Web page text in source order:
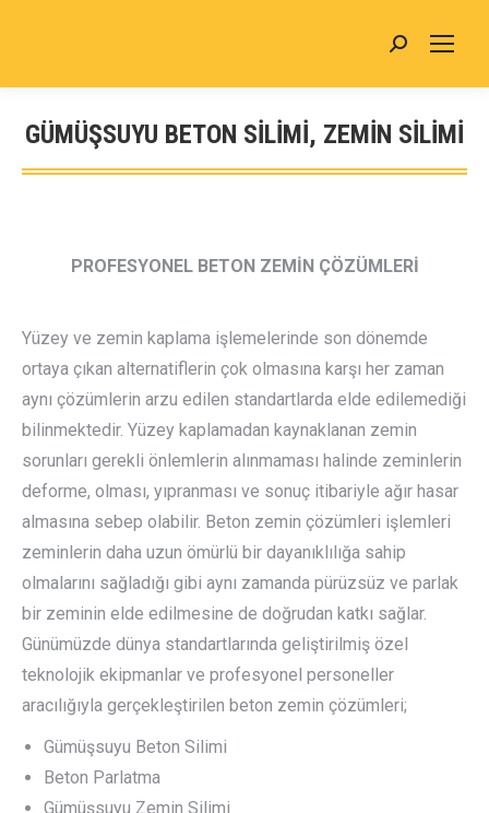
Search:
GÜMÜŞSUYU BETON SİLİMİ, ZEMİN SİLİMİ
You are here:
PROFESYONEL BETON ZEMİN ÇÖZÜMLERİ
Yüzey ve zemin kaplama işlemelerinde son dönemde
ortaya çıkan alternatiflerin çok olmasına karşı her zaman
aynı çözümlerin arzu edilen standartlarda elde edilemediği
bilinmektedir. Yüzey kaplamadan kaynaklanan zemin
sorunları gerekli önlemlerin alınmaması halinde zeminlerin
deforme, olması, yıpranması ve sonuç itibariyle ağır hasar
almasına sebep olabilir. Beton zemin çözümleri işlemleri
zeminlerin daha uzun ömürlü bir dayanıklılığa sahip
olmalarını sağladığı gibi aynı zamanda pürüzsüz ve parlak
bir zeminin elde edilmesine de doğrudan katkı sağlar.
Günümüzde dünya standartlarında geliştirilmiş özel
teknolojik ekipmanlar ve profesyonel personeller
aracılığıyla gerçekleştirilen beton zemin çözümleri;
Gümüşsuyu Beton Silimi
Beton Parlatma
Gümüşsuyu Zemin Silimi